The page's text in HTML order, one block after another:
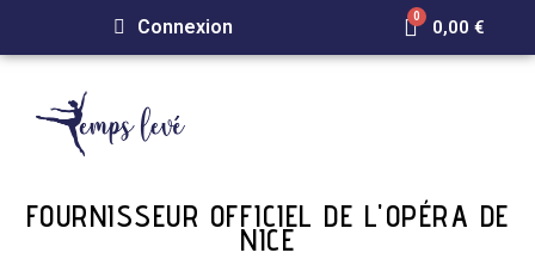
Connexion 0,00 €
FOURNISSEUR OFFICIEL DE L'OPÉRA DE
NICE